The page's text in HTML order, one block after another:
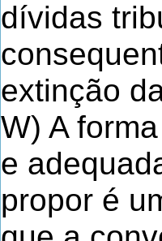
dívidas
extinção
W) A
e
propor é